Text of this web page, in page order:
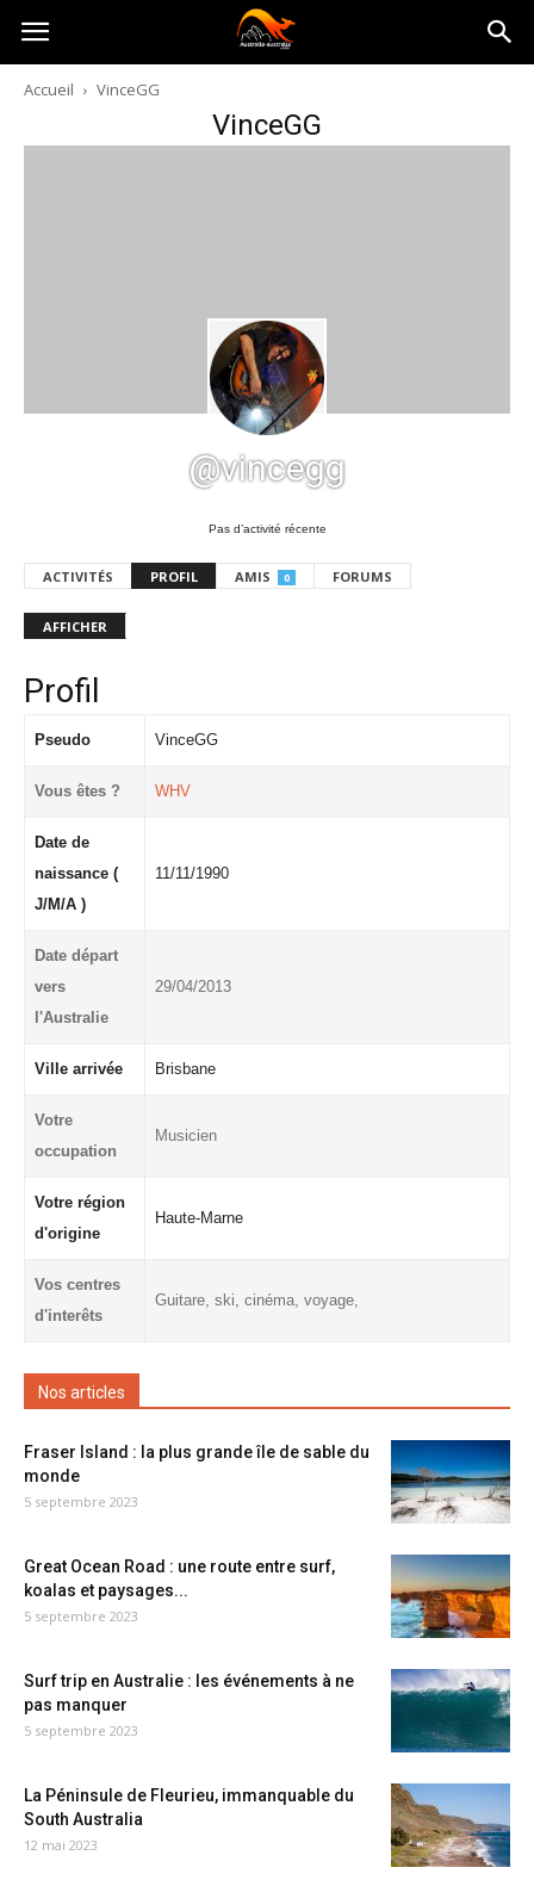
Australia-
australie.com
Accueil VinceGG
VinceGG
@vincegg
Pas d’activité récente
ACTIVITÉS PROFIL AMIS 0 FORUMS
AFFICHER
Profil
Pseudo VinceGG
Vous êtes ? WHV
Date de
naissance (
J/M/A )
11/11/1990
Date départ
vers
l'Australie
29/04/2013
Ville arrivée Brisbane
Votre
occupation
Musicien
Votre région
d'origine
Haute-Marne
Vos centres
d'interêts
Guitare, ski, cinéma, voyage,
Nos articles
Fraser Island : la plus grande île de sable du
monde
5 septembre 2023
Great Ocean Road : une route entre surf,
koalas et paysages...
5 septembre 2023
Surf trip en Australie : les événements à ne
pas manquer
5 septembre 2023
La Péninsule de Fleurieu, immanquable du
South Australia
12 mai 2023